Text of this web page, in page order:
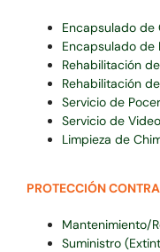
Encapsulado de
Encapsulado de
Rehabilitación
Rehabilitación
Servicio de
Servicio de
Limpieza de
PROTECCIÓN
Mantenimiento/
Suministro